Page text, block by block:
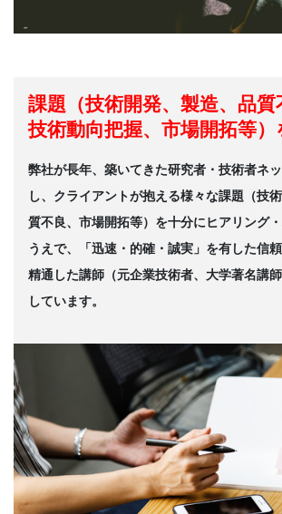
課題（技術開発、製造、品質
技術動向把握、市場開拓等）
弊社が長年、築いてきた研究者・技術者ネ
し、クライアントが抱える様々な課題（技
質不良、市場開拓等）を十分にヒアリング
うえで、「迅速・的確・誠実」を有した信
精通した講師（元企業技術者、大学著名講
しています。